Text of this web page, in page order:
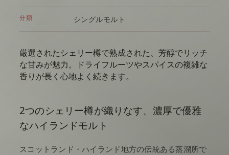
分類 シングルモルト
厳選されたシェリー樽で熟成された、芳醇でリッチ
な甘みが魅力。ドライフルーツやスパイスの複雑な
香りが長く心地よく続きます。
2つのシェリー樽が織りなす、濃厚で優雅
なハイランドモルト
スコットランド・ハイランド地方の伝統ある蒸溜所で